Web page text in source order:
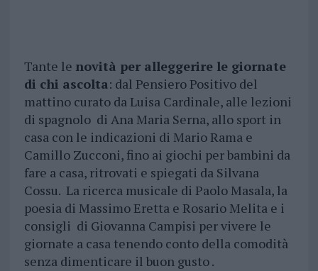
Tante le novità per alleggerire le giornate
di chi ascolta: dal Pensiero Positivo del
mattino curato da Luisa Cardinale, alle lezioni
di spagnolo di Ana Maria Serna, allo sport in
casa con le indicazioni di Mario Rama e
Camillo Zucconi, fino ai giochi per bambini da
fare a casa, ritrovati e spiegati da Silvana
Cossu. La ricerca musicale di Paolo Masala, la
poesia di Massimo Eretta e Rosario Melita e i
consigli di Giovanna Campisi per vivere le
giornate a casa tenendo conto della comodità
senza dimenticare il buon gusto .